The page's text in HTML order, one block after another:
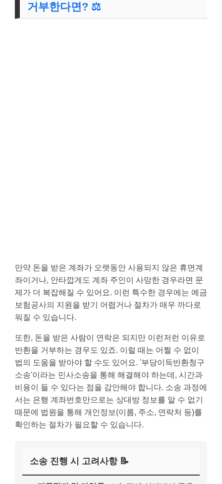
거부한다면? ⚖️
만약 돈을 받은 계좌가 오랫동안 사용되지 않은 휴면계
좌이거나, 안타깝게도 계좌 주인이 사망한 경우라면 문
제가 더 복잡해질 수 있어요. 이런 특수한 경우에는 예금
보험공사의 지원을 받기 어렵거나 절차가 매우 까다로
워질 수 있습니다.
또한, 돈을 받은 사람이 연락은 되지만 이런저런 이유로
반환을 거부하는 경우도 있죠. 이럴 때는 어쩔 수 없이
법의 도움을 받아야 할 수도 있어요. '부당이득반환청구
소송'이라는 민사소송을 통해 해결해야 하는데, 시간과
비용이 들 수 있다는 점을 감안해야 합니다. 소송 과정에
서는 은행 계좌번호만으로는 상대방 정보를 알 수 없기
때문에 법원을 통해 개인정보(이름, 주소, 연락처 등)를
확인하는 절차가 필요할 수 있습니다.
소송 진행 시 고려사항 📝